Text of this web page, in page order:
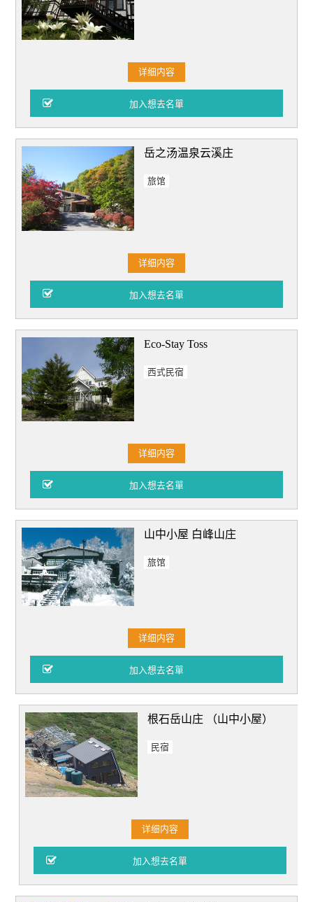
详细内容
岳之汤温泉云溪庄
旅馆
详细内容
Eco-Stay Toss
西式民宿
详细内容
山中小屋 白峰山庄
旅馆
详细内容
根石岳山庄 （山中小屋）
民宿
详细内容